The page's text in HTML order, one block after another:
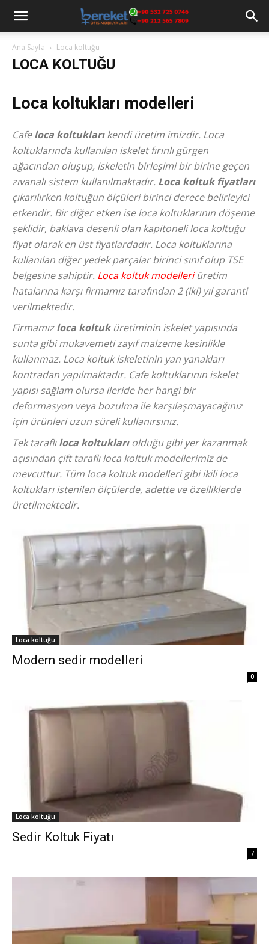
Ana Sayfa Loca koltuğu
LOCA KOLTUĞU
Loca koltukları modelleri
Cafeloca koltuklarıkendi üretim imizdir. Loca
koltuklarında kullanılan iskelet fırınlı gürgen
ağacından oluşup, iskeletin birleşimi bir birine geçen
zıvanalı sistem kullanılmaktadır. Loca koltuk fiyatları
çıkarılırken koltuğun ölçüleri birinci derece belirleyici
etkendir. Bir diğer etken ise loca koltuklarının döşeme
şeklidir, baklava desenli olan kapitoneli loca koltuğu
fiyat olarak en üst fiyatlardadır. Loca koltuklarına
kullanılan diğer yedek parçalar birinci sınıf olup TSE
belgesine sahiptir. Loca koltuk modelleriüretim
hatalarına karşı firmamız tarafından 2 (iki) yıl garanti
verilmektedir.
Firmamızloca koltuküretiminin iskelet yapısında
sunta gibi mukavemeti zayıf malzeme kesinlikle
kullanmaz. Loca koltukiskeletinin yan yanakları
kontradan yapılmaktadır. Cafe koltuklarının iskelet
yapısı sağlam olursa ileride her hangi bir
deformasyon veya bozulma ile karşılaşmayacağınız
için ürünleri uzun süreli kullanırsınız.
Tek taraflıloca koltuklarıolduğu gibi yer kazanmak
açısından çift taraflıloca koltukmodellerimiz de
mevcuttur. Tüm loca koltuk modellerigibi ikili loca
koltukları istenilen ölçülerde, adette ve özelliklerde
üretilmektedir.
Loca koltuğu
Modern sedir modelleri
0
Loca koltuğu
Sedir Koltuk Fiyatı
7